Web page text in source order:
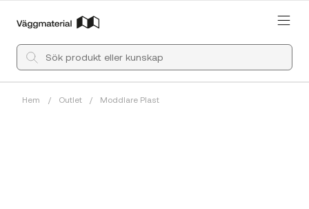
Hem / Outlet / Moddlare Plast